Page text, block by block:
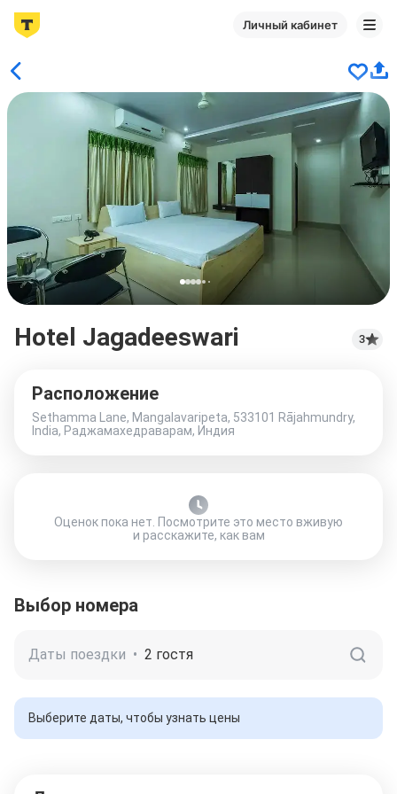
Личный кабинет
Hotel Jagadeeswari 3
Расположение
Sethamma Lane, Mangalavaripeta, 533101 Rājahmundry,
India, Раджамахедраварам, Индия
Оценок пока нет. Посмотрите это место вживую
и расскажите, как вам
Выбор номера
Даты поездки • 2 гостя
Выберите даты, чтобы узнать цены